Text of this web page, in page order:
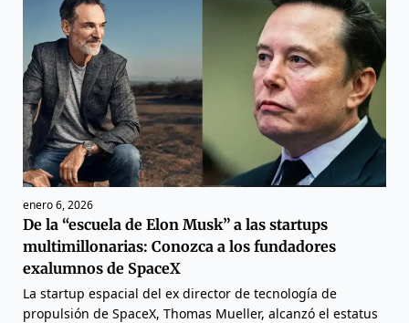
enero 6, 2026
De la “escuela de Elon Musk” a las startups
multimillonarias: Conozca a los fundadores
exalumnos de SpaceX
La startup espacial del ex director de tecnología de
propulsión de SpaceX, Thomas Mueller, alcanzó el estatus